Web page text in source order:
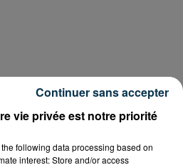
vie privée est notre priorité
following data processing based on
interest: Store and/or access
Continuer sans accepter